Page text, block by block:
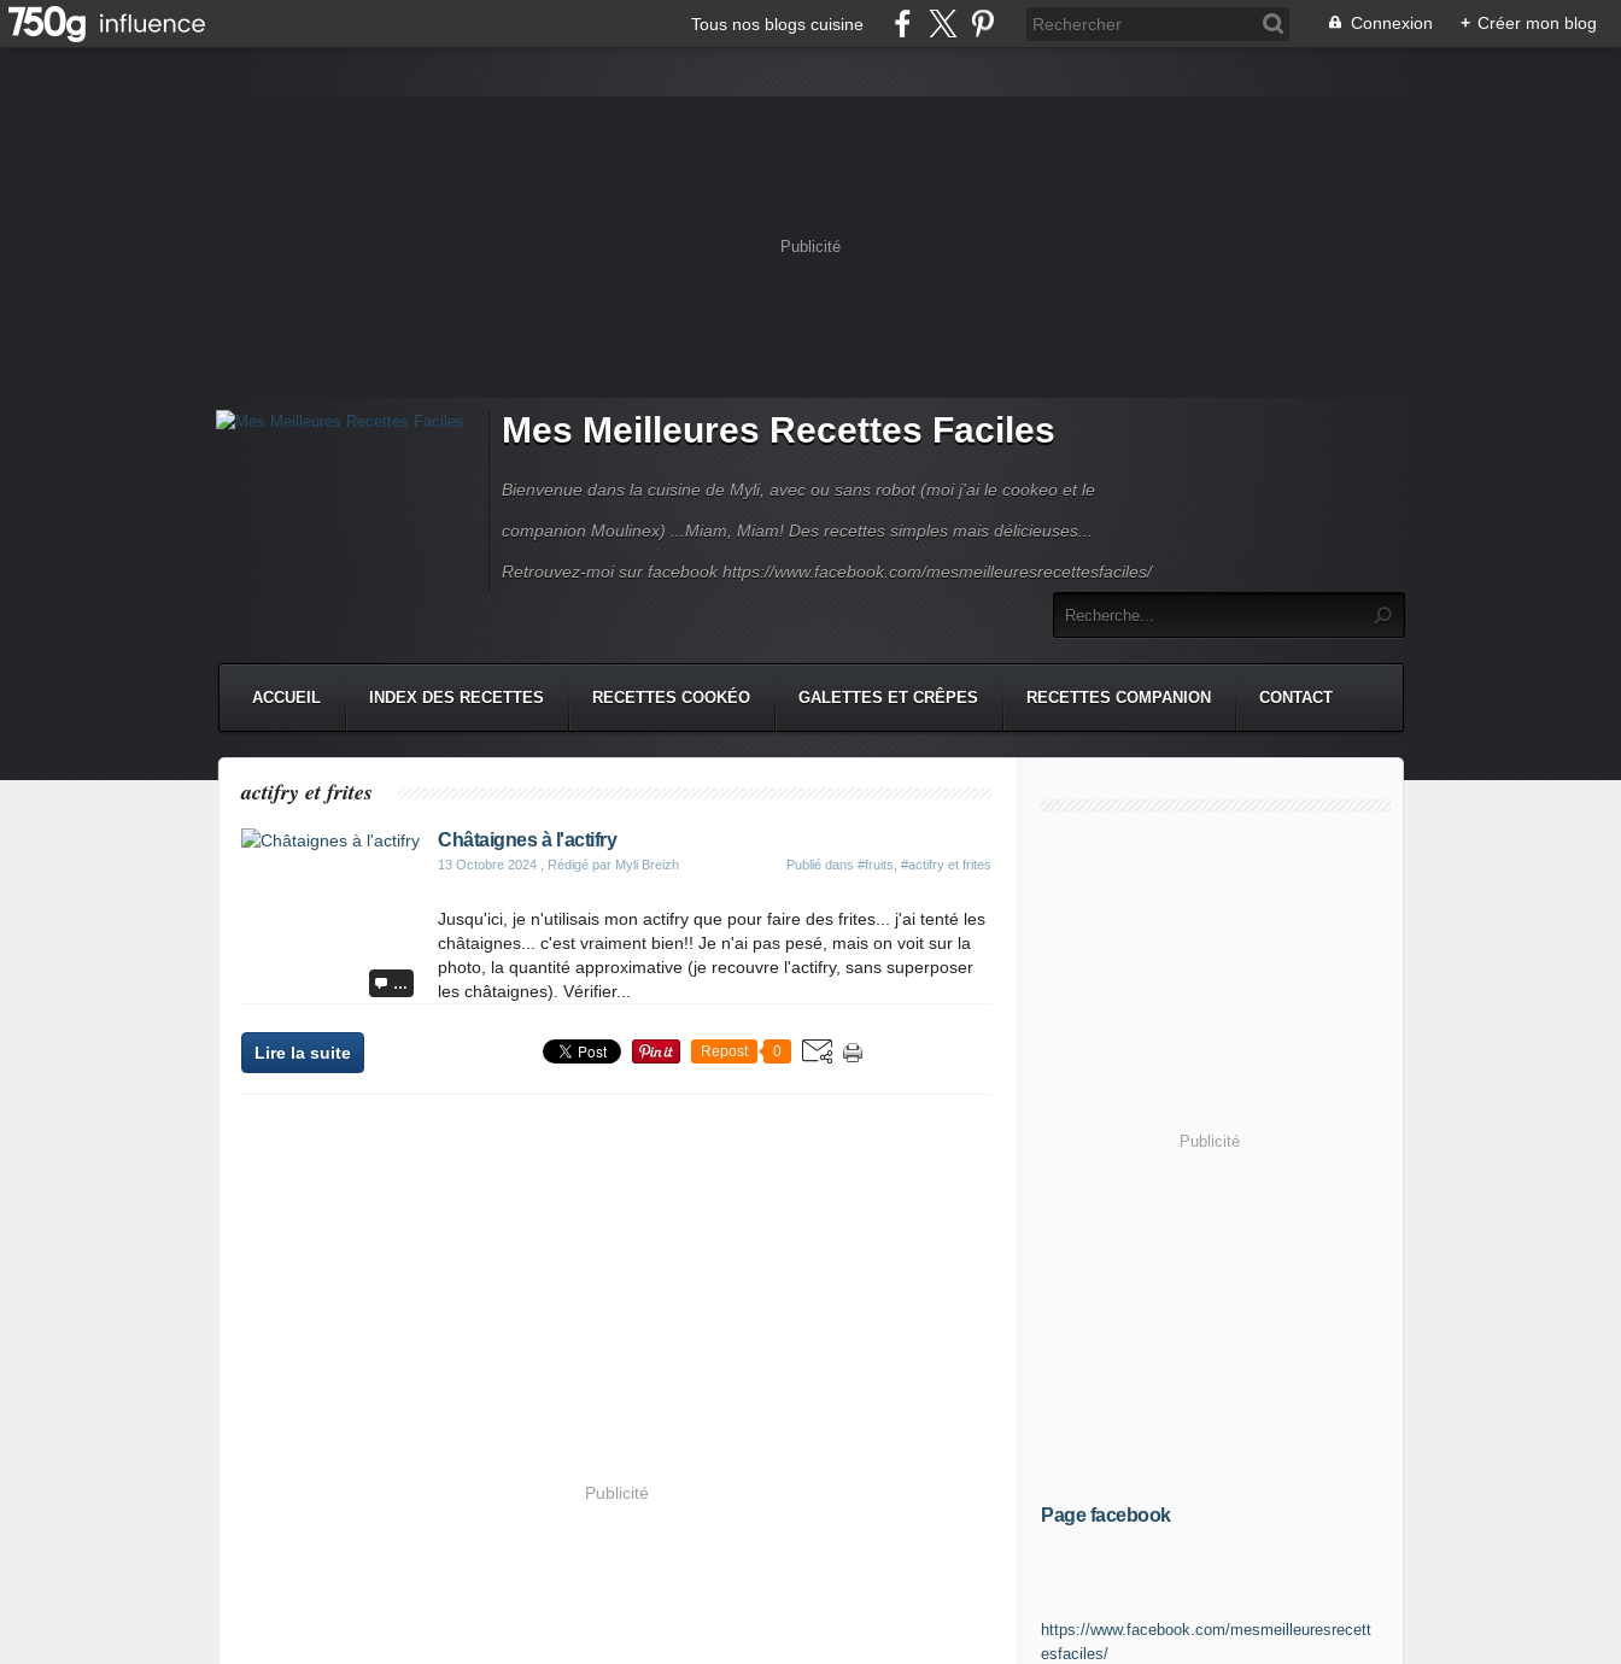
Tous nos blogs cuisine Connexion + Créer mon blog
Publicité
Mes Meilleures Recettes Faciles
Bienvenue dans la cuisine de Myli, avec ou sans robot (moi j'ai le cookeo et le
companion Moulinex) ...Miam, Miam! Des recettes simples mais délicieuses...
Retrouvez-moi sur facebook https://www.facebook.com/mesmeilleuresrecettesfaciles/
ACCUEIL INDEX DES RECETTES RECETTES COOKÉO GALETTES ET CRÊPES RECETTES COMPANION CONTACT
actifry et frites
…
Châtaignes à l'actifry
13 Octobre 2024 , Rédigé par Myli Breizh Publié dans #fruits #actifry et frites
Jusqu'ici, je n'utilisais mon actifry que pour faire des frites... j'ai tenté les
châtaignes... c'est vraiment bien!! Je n'ai pas pesé, mais on voit sur la
photo, la quantité approximative (je recouvre l'actifry, sans superposer
les châtaignes). Vérifier...
Lire la suite Repost 0
Publicité
Publicité
Page facebook
https://www.facebook.com/mesmeilleuresrecett
esfaciles/